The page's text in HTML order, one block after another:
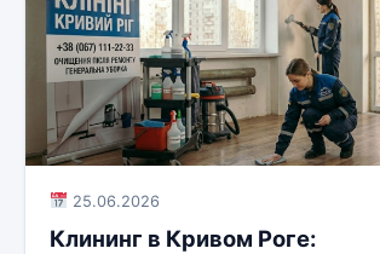
25.06.2026
Клининг в Кривом Роге: